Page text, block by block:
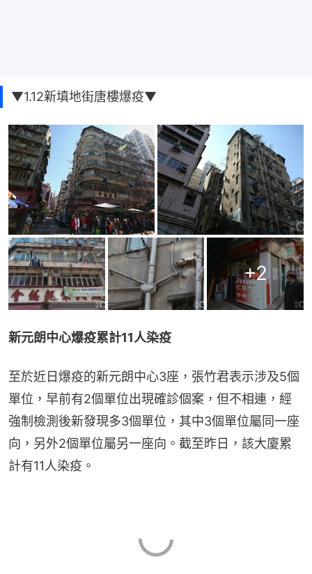
▼1.12新填地街唐樓爆疫▼
+2
新元朗中心爆疫累計11人染疫
至於近日爆疫的新元朗中心3座，張竹君表示涉及5個
單位，早前有2個單位出現確診個案，但不相連，經
強制檢測後新發現多3個單位，其中3個單位屬同一座
向，另外2個單位屬另一座向。截至昨日，該大廈累
計有11人染疫。